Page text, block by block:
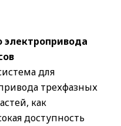
электропривода
для
трехфазных
как
доступность